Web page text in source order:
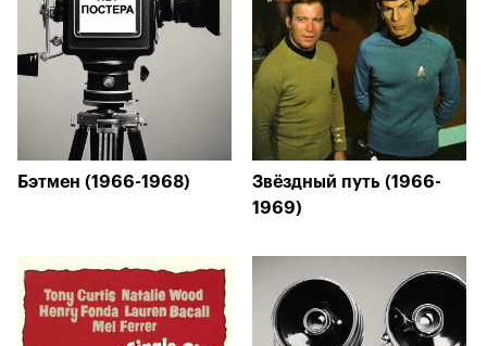
Бэтмен (1966-1968)
Звёздный путь (1966-
1969)